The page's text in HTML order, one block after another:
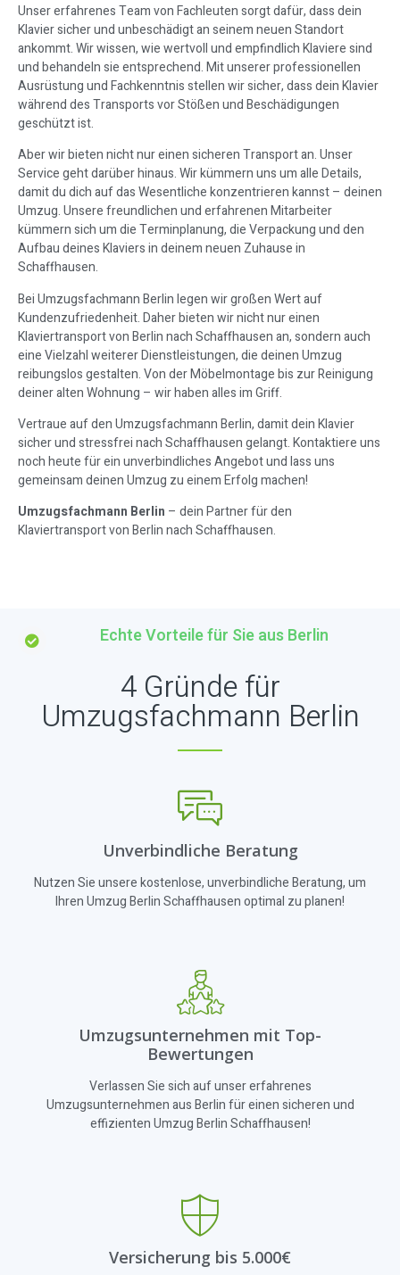
Unser erfahrenes Team von Fachleuten sorgt dafür, dass dein
Klavier sicher und unbeschädigt an seinem neuen Standort
ankommt. Wir wissen, wie wertvoll und empfindlich Klaviere sind
und behandeln sie entsprechend. Mit unserer professionellen
Ausrüstung und Fachkenntnis stellen wir sicher, dass dein Klavier
während des Transports vor Stößen und Beschädigungen
geschützt ist.
Aber wir bieten nicht nur einen sicheren Transport an. Unser
Service geht darüber hinaus. Wir kümmern uns um alle Details,
damit du dich auf das Wesentliche konzentrieren kannst – deinen
Umzug. Unsere freundlichen und erfahrenen Mitarbeiter
kümmern sich um die Terminplanung, die Verpackung und den
Aufbau deines Klaviers in deinem neuen Zuhause in
Schaffhausen.
Bei Umzugsfachmann Berlin legen wir großen Wert auf
Kundenzufriedenheit. Daher bieten wir nicht nur einen
Klaviertransport von Berlin nach Schaffhausen an, sondern auch
eine Vielzahl weiterer Dienstleistungen, die deinen Umzug
reibungslos gestalten. Von der Möbelmontage bis zur Reinigung
deiner alten Wohnung – wir haben alles im Griff.
Vertraue auf den Umzugsfachmann Berlin, damit dein Klavier
sicher und stressfrei nach Schaffhausen gelangt. Kontaktiere uns
noch heute für ein unverbindliches Angebot und lass uns
gemeinsam deinen Umzug zu einem Erfolg machen!
Umzugsfachmann Berlin – dein Partner für den
Klaviertransport von Berlin nach Schaffhausen.
Echte Vorteile für Sie aus Berlin
4 Gründe für
Umzugsfachmann Berlin
Unverbindliche Beratung
Nutzen Sie unsere kostenlose, unverbindliche Beratung, um
Ihren Umzug Berlin Schaffhausen optimal zu planen!
Umzugsunternehmen mit Top-
Bewertungen
Verlassen Sie sich auf unser erfahrenes
Umzugsunternehmen aus Berlin für einen sicheren und
effizienten Umzug Berlin Schaffhausen!
Versicherung bis 5.000€